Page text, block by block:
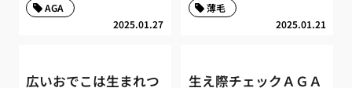
2025.01.27
AGA
2025.01.21
薄毛
広いおでこは生まれつ
生え際チェックＡＧＡ